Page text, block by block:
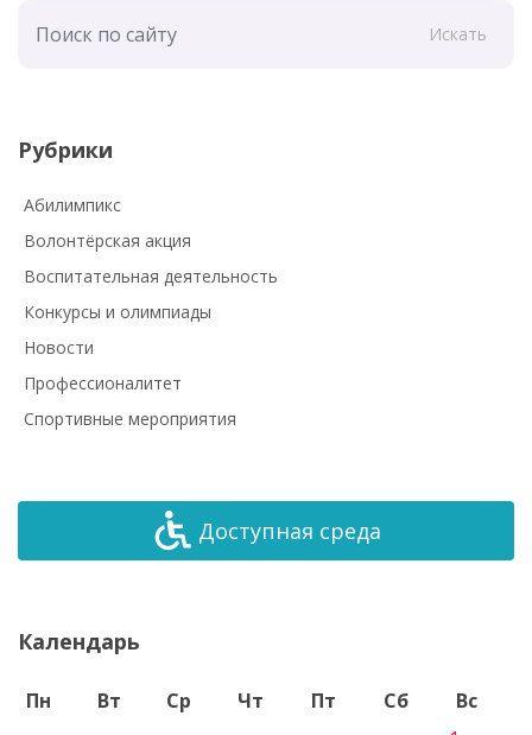
Искать
Рубрики
Абилимпикс
Волонтёрская акция
Воспитательная деятельность
Конкурсы и олимпиады
Новости
Профессионалитет
Спортивные мероприятия
Доступная среда
Календарь
Пн Вт Ср Чт Пт Сб
Вс